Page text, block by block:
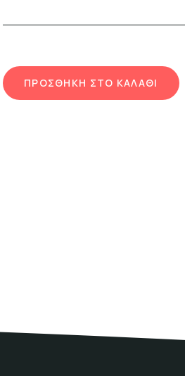
ΠΡΟΣΘΗΚΗ ΣΤΟ ΚΑΛΑΘΙ